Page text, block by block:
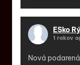
ESko
1 rokov
Nová